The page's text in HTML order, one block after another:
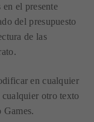
el presente
del presupuesto
de las
en cualquier
cualquier otro texto
Games.